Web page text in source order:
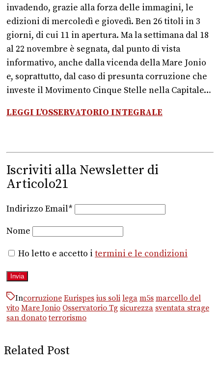
invadendo, grazie alla forza delle immagini, le
edizioni di mercoledì e giovedì. Ben 26 titoli in 3
giorni, di cui 11 in apertura. Ma la settimana dal 18
al 22 novembre è segnata, dal punto di vista
informativo, anche dalla vicenda della Mare Jonio
e, soprattutto, dal caso di presunta corruzione che
investe il Movimento Cinque Stelle nella Capitale…
LEGGI L’OSSERVATORIO INTEGRALE
Iscriviti alla Newsletter di
Articolo21
Indirizzo Email*
Nome
Ho letto e accetto i termini e le condizioni
Incorruzione Eurispes ius soli lega m5s marcello del
vito Mare Jonio Osservatorio Tg sicurezza sventata strage
san donato terrorismo
Related Post